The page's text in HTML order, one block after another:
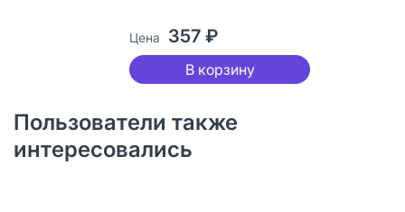
Цена 357 ₽
В корзину
Пользователи также
интересовались